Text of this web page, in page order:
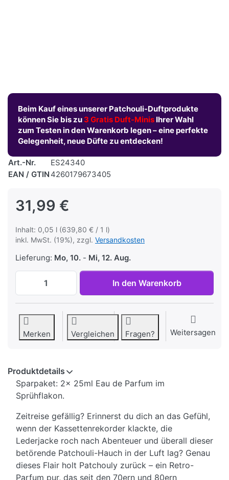
Beim Kauf eines unserer Patchouli-Duftprodukte
können Sie bis zu 3 Gratis Duft-Minis Ihrer Wahl
zum Testen in den Warenkorb legen – eine perfekte
Gelegenheit, neue Düfte zu entdecken!
Art.-Nr.
ES24340
EAN / GTIN 4260179673405
31,99 €
Inhalt: 0,05 l (639,80 € / 1 l)
inkl. MwSt. (19%), zzgl. Versandkosten
Lieferung: Mo, 10. - Mi, 12. Aug.
Patchouli Sparpaket, 2 Sprühflakons
In den Warenkorb
Merken Vergleichen Fragen? Weitersagen
Produktdetails
Sparpaket: 2x 25ml Eau de Parfum im
Sprühflakon.
Zeitreise gefällig? Erinnerst du dich an das Gefühl,
wenn der Kassettenrekorder klackte, die
Lederjacke roch nach Abenteuer und überall dieser
betörende Patchouli-Hauch in der Luft lag? Genau
dieses Flair holt Patchouly zurück – ein Retro-
Parfum pur, das seit den 70ern und 80ern